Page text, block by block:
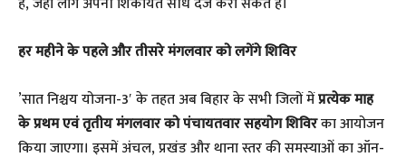
​हर महीने के पहले और तीसरे मंगलवार को लगेंगे शिविर
​’सात निश्चय योजना-3′ के तहत अब बिहार के सभी जिलों मेंप्रत्येक माह
के प्रथम एवं तृतीय मंगलवार को पंचायतवार सहयोग शिविरका आयोजन
किया जाएगा। इसमें अंचल, प्रखंड और थाना स्तर की समस्याओं का ऑन-